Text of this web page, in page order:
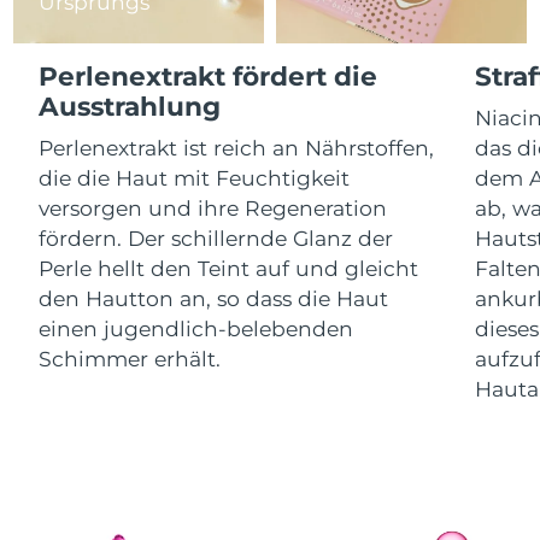
Perlenextrakt fördert die
Ausstrahlung
Perlenextrakt ist reich an Nährstoffen,
die die Haut mit Feuchtigkeit
versorgen und ihre Regeneration
fördern. Der schillernde Glanz der
Perle hellt den Teint auf und gleicht
den Hautton an, so dass die Haut
einen jugendlich-belebenden
Schimmer erhält.
das
dem
ab,
Litauen Erwartete Lieferung8/11/26
Luxemburg Erwartete Lieferung 8/11/26
Macau
Erwartete Lieferung 8/13/26
Malaysia Erwartete Lieferung 8/14/26
Malta Erwartete Lieferung 8/11/26
Mexiko Erwartete Lieferung 8/15/26
8/12/26